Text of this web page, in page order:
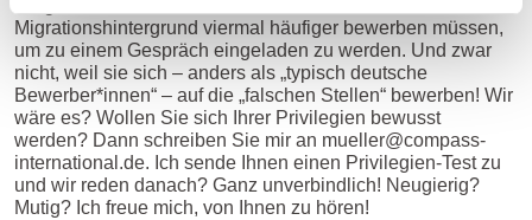
Migrationshintergrund viermal häufiger bewerben müssen,
um zu einem Gespräch eingeladen zu werden. Und zwar
nicht, weil sie sich – anders als „typisch deutsche
Bewerber*innen“ – auf die „falschen Stellen“ bewerben! Wir
wäre es? Wollen Sie sich Ihrer Privilegien bewusst
werden? Dann schreiben Sie mir an mueller@compass-
international.de. Ich sende Ihnen einen Privilegien-Test zu
und wir reden danach? Ganz unverbindlich! Neugierig?
Mutig? Ich freue mich, von Ihnen zu hören!